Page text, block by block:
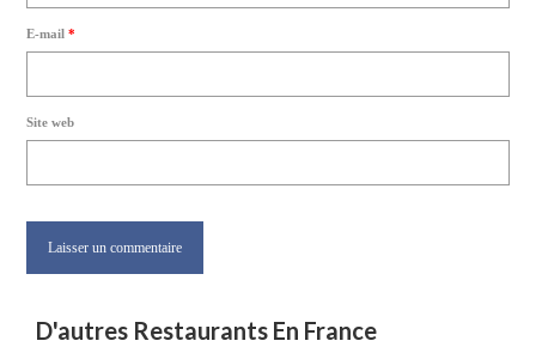
E-mail*
Site web
D'autres Restaurants En France